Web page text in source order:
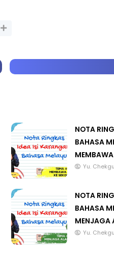
NOTA
BAHASA
Yu.
NOTA
BAHASA
MENJAGA
Yu.